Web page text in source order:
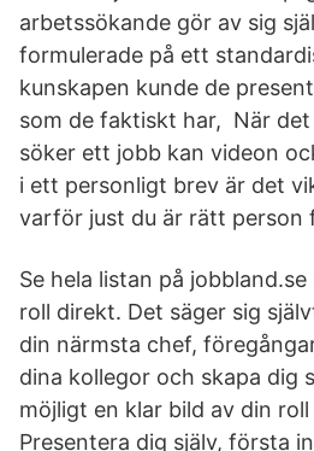
arbetssökande gör av sig
formulerade på ett
kunskapen kunde de
som de faktiskt har, När det
söker ett jobb kan videon
i ett personligt brev är det
varför just du är rätt person
Se hela listan på
roll direkt. Det säger sig
din närmsta chef,
dina kollegor och skapa dig
möjligt en klar bild av din
Presentera dig själv, första